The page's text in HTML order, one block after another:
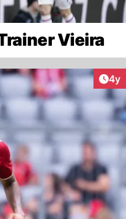
Vieira
4y